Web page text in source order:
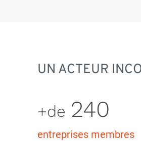
UN ACTEUR
+de 240
entreprises membres